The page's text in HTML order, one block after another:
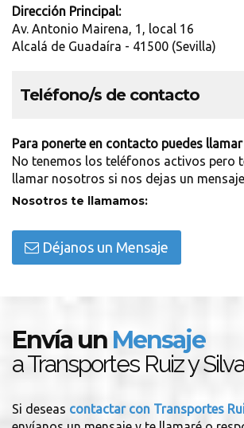
Dirección Principal:
Av. Antonio Mairena, 1, local 16
Alcalá de Guadaíra - 41500 (Sevilla)
Teléfono/s de contacto
Para ponerte en contacto puedes
No tenemos los teléfonos activos pero
llamar nosotros si nos dejas un
Nosotros te llamamos:
Déjanos un Mensaje
Envía un Mensaje
a Transportes Ruiz y
Si deseas contactar con Transportes